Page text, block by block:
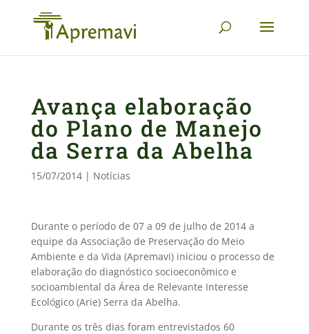
Avança elaboração
do Plano de Manejo
da Serra da Abelha
15/07/2014| Notícias
Durante o período de 07 a 09 de julho de 2014 a
equipe da Associação de Preservação do Meio
Ambiente e da Vida (Apremavi) iniciou o processo de
elaboração do diagnóstico socioeconômico e
socioambiental da Área de Relevante Interesse
Ecológico (Arie) Serra da Abelha.
Durante os três dias foram entrevistados 60